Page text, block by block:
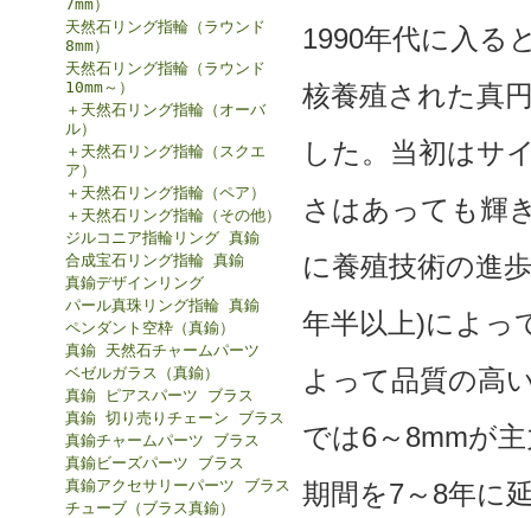
7mm）
天然石リング指輪（ラウンド
8mm）
天然石リング指輪（ラウンド
10mm～）
＋天然石リング指輪（オーバ
ル）
＋天然石リング指輪（スクエ
ア）
＋天然石リング指輪（ペア）
＋天然石リング指輪（その他）
ジルコニア指輪リング 真鍮
合成宝石リング指輪 真鍮
真鍮デザインリング
パール真珠リング指輪 真鍮
ペンダント空枠（真鍮）
真鍮 天然石チャームパーツ
ベゼルガラス（真鍮）
真鍮 ピアスパーツ ブラス
真鍮 切り売りチェーン ブラス
真鍮チャームパーツ ブラス
真鍮ビーズパーツ ブラス
真鍮アクセサリーパーツ ブラス
チューブ（ブラス真鍮）
1990年代に入る
核養殖された真
した。当初はサ
さはあっても輝
に養殖技術の進
年半以上)によっ
よって品質の高
では6～8mmが
期間を7～8年に